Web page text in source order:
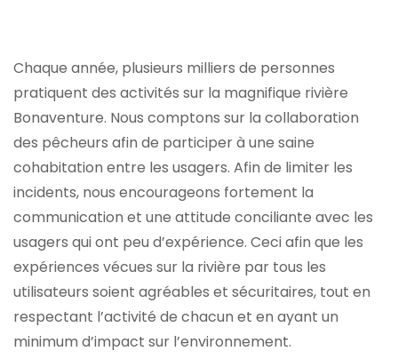
Chaque année, plusieurs milliers de personnes
pratiquent des activités sur la magnifique rivière
Bonaventure. Nous comptons sur la collaboration
des pêcheurs afin de participer à une saine
cohabitation entre les usagers. Afin de limiter les
incidents, nous encourageons fortement la
communication et une attitude conciliante avec les
usagers qui ont peu d’expérience. Ceci afin que les
expériences vécues sur la rivière par tous les
utilisateurs soient agréables et sécuritaires, tout en
respectant l’activité de chacun et en ayant un
minimum d’impact sur l’environnement.